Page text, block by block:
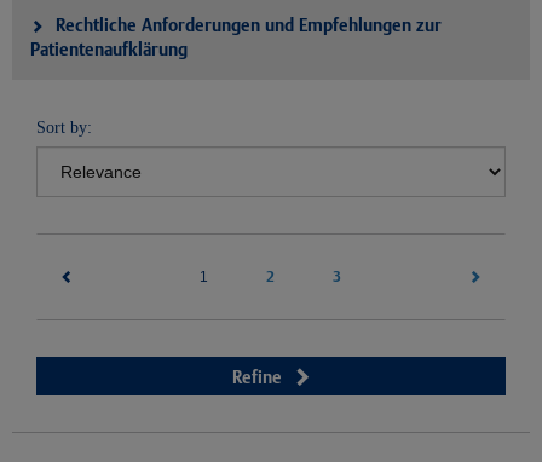
Rechtliche Anforderungen und Empfehlungen zur
Patientenaufklärung
Sort by:
1 2 3
Refine